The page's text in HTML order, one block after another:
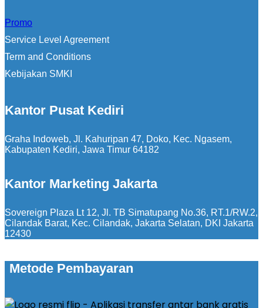
Promo
Service Level Agreement
Term and Conditions
Kebijakan SMKI
Kantor Pusat Kediri
Graha Indoweb, Jl. Kahuripan 47, Doko, Kec. Ngasem,
Kabupaten Kediri, Jawa Timur 64182
Kantor Marketing Jakarta
Sovereign Plaza Lt 12, Jl. TB Simatupang No.36, RT.1/RW.2,
Cilandak Barat, Kec. Cilandak, Jakarta Selatan, DKI Jakarta
12430
Metode Pembayaran